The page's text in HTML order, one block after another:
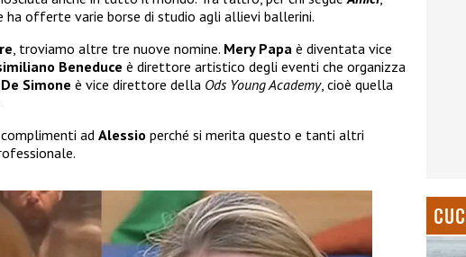
offerte varie borse di studio agli allievi ballerini.
, troviamo altre tre nuove nomine. Mery Papa è diventata vice
Beneduce è direttore artistico degli eventi che organizza
Simone è vice direttore della Ods Young Academy, cioè quella
ad Alessio perché si merita questo e tanti altri